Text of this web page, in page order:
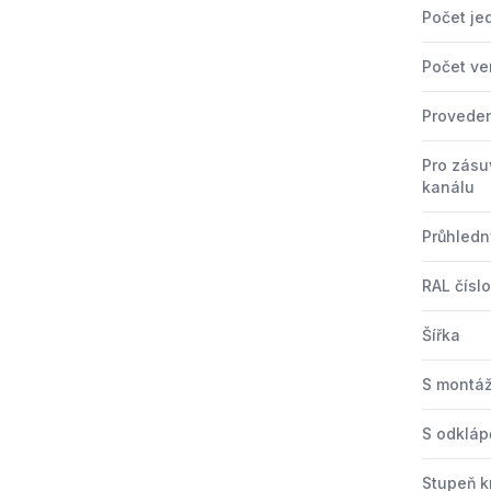
Počet
Počet
Pro
kanálu
RAL
Šířka
S
S
Stupeň